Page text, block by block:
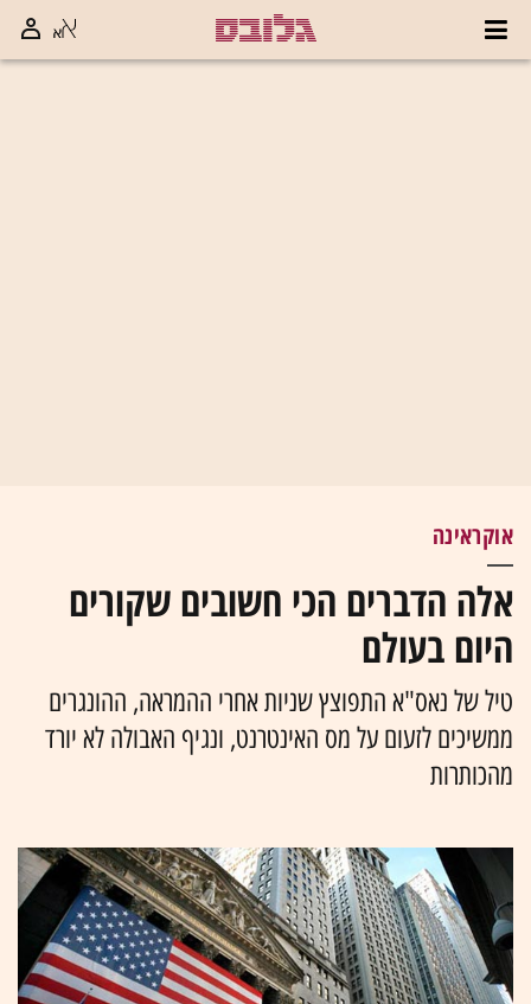
אוקראינה
אלה הדברים הכי חשובים שקורים
היום בעולם
טיל של נאס"א התפוצץ שניות אחרי ההמראה, ההונגרים
ממשיכים לזעום על מס האינטרנט, ונגיף האבולה לא יורד
מהכותרות